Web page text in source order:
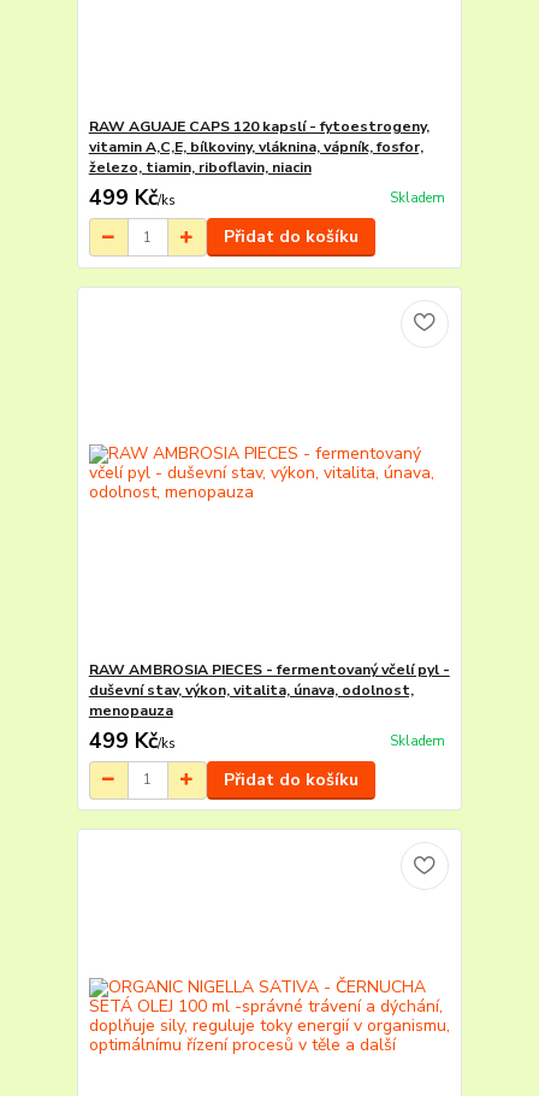
RAW AGUAJE CAPS 120 kapslí - fytoestrogeny,
vitamin A,C,E, bílkoviny, vláknina, vápník, fosfor,
železo, tiamin, riboflavin, niacin
499 Kč/ks Skladem
Přidat do košíku
RAW AMBROSIA PIECES - fermentovaný včelí pyl -
duševní stav, výkon, vitalita, únava, odolnost,
menopauza
499 Kč/ks Skladem
Přidat do košíku